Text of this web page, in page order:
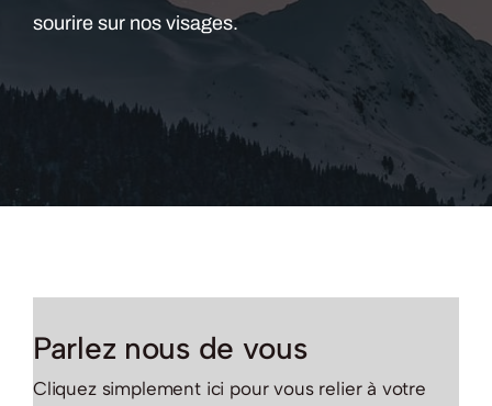
sourire sur nos visages.
Parlez nous de vous
Cliquez simplement ici pour vous relier à votre